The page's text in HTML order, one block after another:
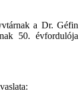
a Dr. Géfin
50. évfordulója